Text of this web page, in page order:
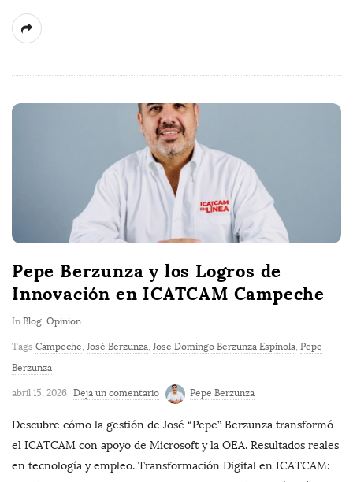
Pepe Berzunza y los Logros de
Innovación en ICATCAM Campeche
In Blog, Opinion
Tags Campeche, José Berzunza, Jose Domingo Berzunza Espinola, Pepe
Berzunza
abril 15, 2026 Deja un comentario Pepe Berzunza
Descubre cómo la gestión de José “Pepe” Berzunza transformó
el ICATCAM con apoyo de Microsoft y la OEA. Resultados reales
en tecnología y empleo. Transformación Digital en ICATCAM: